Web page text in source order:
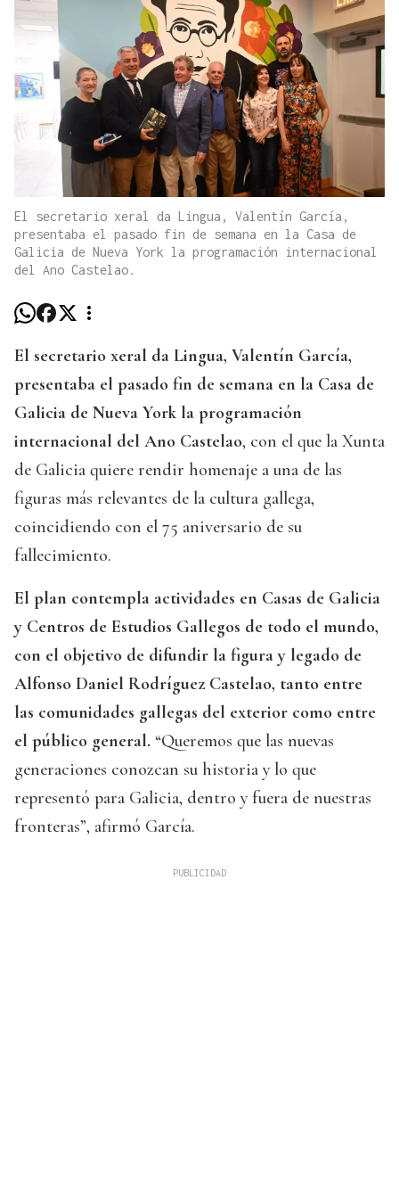
El secretario xeral da Lingua, Valentín García,
presentaba el pasado fin de semana en la Casa de
Galicia de Nueva York la programación internacional
del Ano Castelao.
El secretario xeral da Lingua, Valentín García,
presentaba el pasado fin de semana en la Casa de
Galicia de Nueva York la programación
internacional del Ano Castelao, con el que la Xunta
de Galicia quiere rendir homenaje a una de las
figuras más relevantes de la cultura gallega,
coincidiendo con el 75 aniversario de su
fallecimiento.
El plan contempla actividades en Casas de Galicia
y Centros de Estudios Gallegos de todo el mundo,
con el objetivo de difundir la figura y legado de
Alfonso Daniel Rodríguez Castelao, tanto entre
las comunidades gallegas del exterior como entre
el público general. “Queremos que las nuevas
generaciones conozcan su historia y lo que
representó para Galicia, dentro y fuera de nuestras
fronteras”, afirmó García.